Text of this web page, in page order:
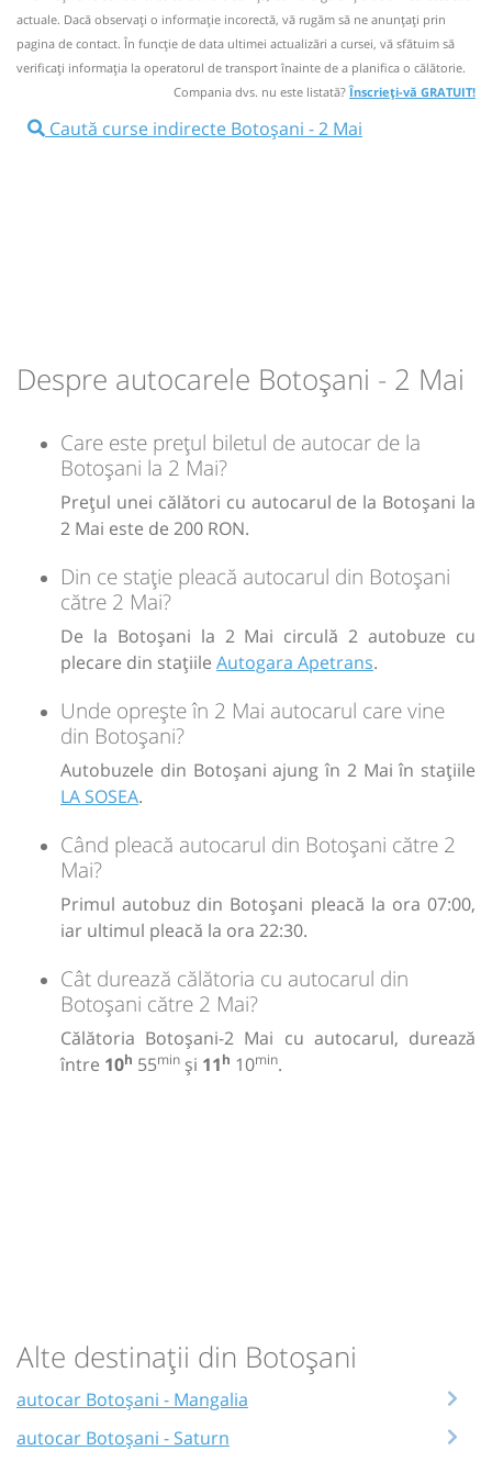
1
Autocar:1Dorohoi - Vama Veche
Dotări:
Afiseaza itinerariu
SDN Rental Solutions SRL | Ultima actualizare: 06/2026
ONLINE. La bord tarifele biletelor pot fi diferite si nu se
pot cumpara dus-intors.
Nu a circulat?Semnalați aici (37 comentarii)
Pune poze din călătoria ta⤣
11h 10 min
Zile de circulație:
200lei
Sursa: SDN Rental Solutions SRL | Ultima actualizare:
actuale. Dacă observați o informaţie incorectă, vă rugăm să ne anunțați prin
pagina de contact. În funcție de data ultimei actualizări a cursei, vă sfătuim să
verificaţi informaţia la operatorul de transport înainte de a planifica o călătorie.
Compania dvs. nu este listată?Înscrieți-vă GRATUIT!
Caută curse indirecte Botoșani - 2 Mai
Despre autocarele Botoșani - 2 Mai
Care este prețul biletul de autocar de la
Botoșani la 2 Mai?
Prețul unei călători cu autocarul de la Botoșani la
2 Mai este de 200 RON.
Din ce stație pleacă autocarul din Botoșani
către 2 Mai?
De la Botoșani la 2 Mai circulă 2 autobuze cu
plecare din stațiile Autogara Apetrans.
Unde oprește în 2 Mai autocarul care vine
din Botoșani?
Autobuzele din Botoșani ajung în 2 Mai în stațiile
LA SOSEA.
Când pleacă autocarul din Botoșani către 2
Mai?
Primul autobuz din Botoșani pleacă la ora 07:00,
iar ultimul pleacă la ora 22:30.
Cât durează călătoria cu autocarul din
Botoșani către 2 Mai?
Călătoria Botoșani-2 Mai cu autocarul, durează
între 10h 55min și 11h 10min.
Alte destinații din Botoșani
autocar Botoșani - Mangalia
autocar Botoșani - Saturn